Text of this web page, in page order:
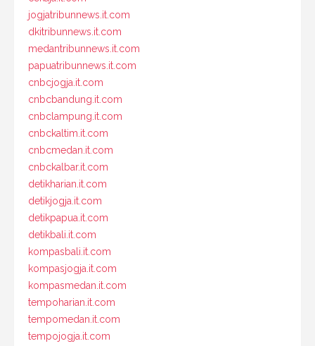
jogjatribunnews.it.com
dkitribunnews.it.com
medantribunnews.it.com
papuatribunnews.it.com
cnbcjogja.it.com
cnbcbandung.it.com
cnbclampung.it.com
cnbckaltim.it.com
cnbcmedan.it.com
cnbckalbar.it.com
detikharian.it.com
detikjogja.it.com
detikpapua.it.com
detikbali.it.com
kompasbali.it.com
kompasjogja.it.com
kompasmedan.it.com
tempoharian.it.com
tempomedan.it.com
tempojogja.it.com